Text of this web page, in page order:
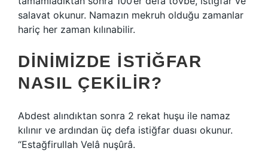
salavat okunur. Namazın mekruh olduğu zamanlar
hariç her zaman kılınabilir.
DINIMIZDE ISTIĞFAR
NASIL ÇEKILIR?
Abdest alındıktan sonra 2 rekat huşu ile namaz
kılınır ve ardından üç defa istiğfar duası okunur.
“Estağfirullah Velâ nuşûrâ.